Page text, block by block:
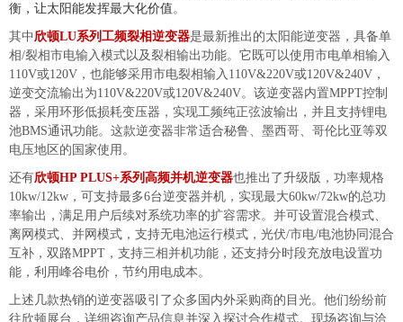
衡，让太阳能发挥最大化价值 。
其中 欣顿LU系列工频裂相逆变器是最新推出的太阳能逆变器，具备单
相/裂相市电输入模式以及裂相输出功能。它既可以使用市电单相输入
110V或120V，也能够采用市电裂相输入110V&220V或120V&240V，
逆变交流输出为110V&220V或120V&240V。该逆变器内置MPPT控制
器，采用环形低损耗变压器，实现工频纯正弦波输出，并且支持锂电
池BMS通讯功能。这款逆变器非常适合秘鲁、墨西哥、哥伦比亚等双
电压地区的国家使用。
还有欣顿HP PLUS+系列高频并机逆变器也推出了升级版，功率规格
10kw/12kw，可支持最多6台逆变器并机，实现最大60kw/72kw的总功
率输出，满足用户后续对系统功率的扩容需求。并可设置混合模式、
离网模式、并网模式，支持无电池运行模式，光伏/市电/电池协同混合
互补，双路MPPT，支持三相并机功能，还支持分时段充放电设置功
能，利用峰谷电价，节约用电成本。
上述几款热销的逆变器吸引了众多国内外采购商的目光。他们纷纷前
往欣顿展台，详细咨询产品信息并深入探讨合作模式。现场咨询与洽